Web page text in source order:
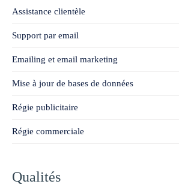
Assistance clientèle
Support par email
Emailing et email marketing
Mise à jour de bases de données
Régie publicitaire
Régie commerciale
Qualités